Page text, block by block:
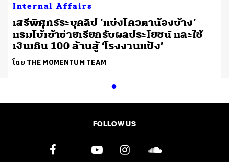
Internal Affairs
เสรีพิศุทธ์ระบุคลิป ‘แบ่งโควตาน้องบ้าง’
แรมโบ้เข้าข่ายเรียกรับผลประโยชน์ และใช้
เงินเกิน 100 ล้านสู้ ‘โรงงานแป้ง’
โดย THE MOMENTUM TEAM
FOLLOW US